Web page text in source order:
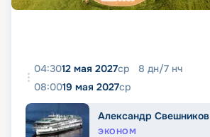
04:3012 мая 2027ср 8 дн/7 нч
08:0019 мая 2027ср
Александр Свешников
ЭКОНОМ